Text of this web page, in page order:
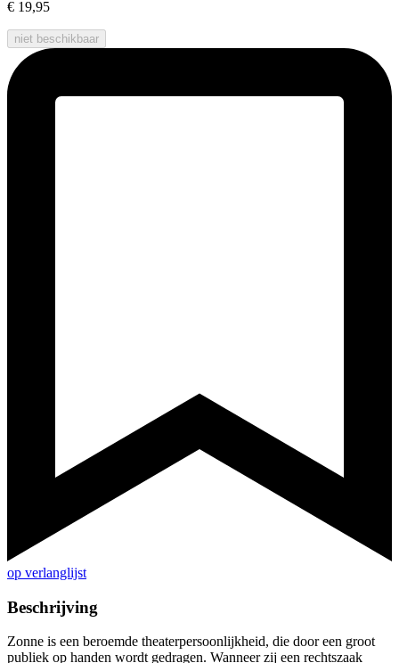
€ 19,95
niet beschikbaar
op verlanglijst
Beschrijving
Zonne is een beroemde theaterpersoonlijkheid, die door een groot
publiek op handen wordt gedragen. Wanneer zij een rechtszaak